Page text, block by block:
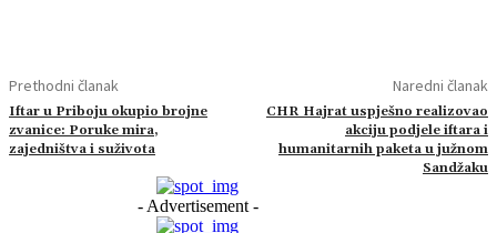
Prethodni članak
Iftar u Priboju okupio brojne
zvanice: Poruke mira,
zajedništva i suživota
Naredni članak
CHR Hajrat uspješno realizovao
akciju podjele iftara i
humanitarnih paketa u južnom
Sandžaku
- Advertisement -